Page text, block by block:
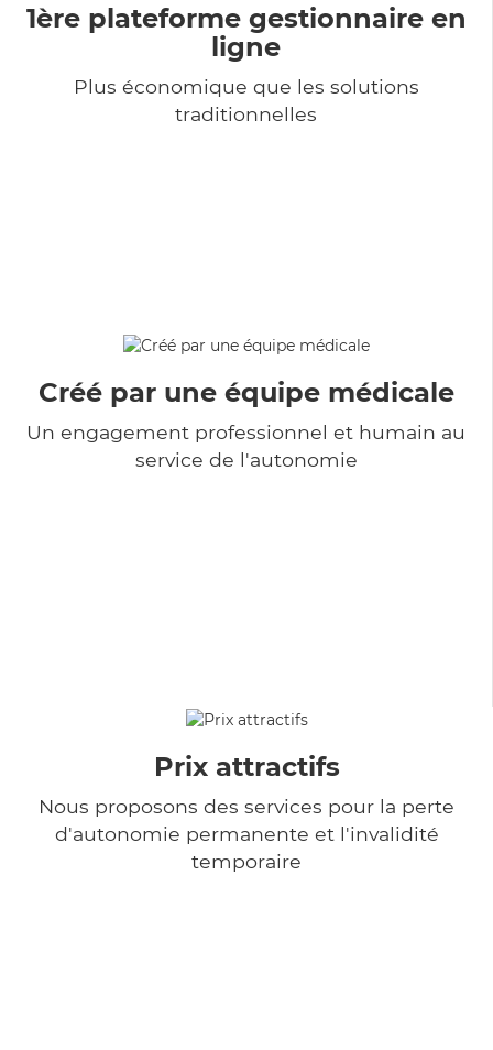
1ère plateforme gestionnaire en
ligne
Plus économique que les solutions
traditionnelles
Créé par une équipe médicale
Un engagement professionnel et humain au
service de l'autonomie
Prix attractifs
Nous proposons des services pour la perte
d'autonomie permanente et l'invalidité
temporaire